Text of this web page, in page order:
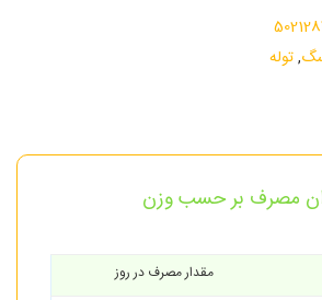
,توله
مصرف بر حسب وزن
مقدار مصرف در روز